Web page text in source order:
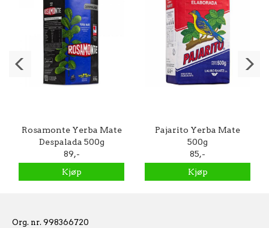
Rosamonte Yerba Mate
Despalada 500g
89,-
Kjøp
Pajarito Yerba Mate
500g
85,-
Kjøp
Org. nr. 998366720